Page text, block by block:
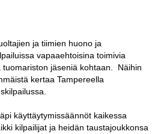
ja tiimien huono ja
vapaaehtoisina toimivia
tuomariston jäseniä kohtaan. Näihin
kertaa Tampereella
käyttäytymissäännöt kaikessa
kilpailijat ja heidän taustajoukkonsa